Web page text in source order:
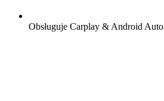
Obsługuje Carplay & Android Auto